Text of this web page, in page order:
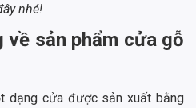
nhé!
về sản phẩm cửa gỗ
dạng cửa được sản xuất bằng